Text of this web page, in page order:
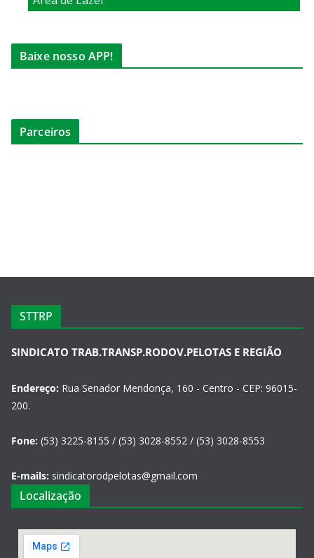
Baixe nosso APP!
Parceiros
STTRP
SINDICATO TRAB.TRANSP.RODOV.PELOTAS E REGIÃO
Endereço: Rua Senador Mendonça, 160 - Centro - CEP: 96015-
200.
Fone: (53) 3225-8155 / (53) 3028-8552 / (53) 3028-8553
E-mails: sindicatorodpelotas@gmail.com
Localização